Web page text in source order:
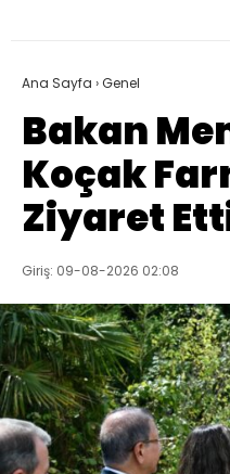
Ana Sayfa ›Genel
Bakan
Koçak
Ziyaret
Giriş: 09-08-2026 02:08